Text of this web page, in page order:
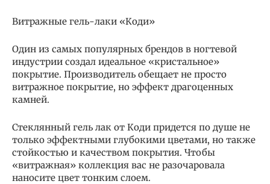
Витражные гель-лаки «Коди»
Один из самых популярных брендов в ногтевой
индустрии создал идеальное «кристальное»
покрытие. Производитель обещает не просто
витражное покрытие, но эффект драгоценных
камней.
Стеклянный гель лак от Коди придется по душе не
только эффектными глубокими цветами, но также
стойкостью и качеством покрытия. Чтобы
«витражная» коллекция вас не разочаровала
наносите цвет тонким слоем.